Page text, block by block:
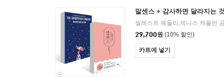
말센스 + 감사하면 달라지는
29,700원 (10% 할인)
카트에 넣기